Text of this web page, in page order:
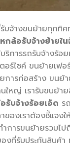
บจ้างขนย้ายทุกทิ
กล้อรับจ้างย้ายใ
บริการรถรับจ้างร้
ร์ไซค์ ขนย้ายเฟ
รก่อสร้าง ขนย้า
ใหญ่ เรารับขนย้
รับจ้างร้อยเอ็ด ร
ของเราต้องชี้แจ
ำการขนย้ายรวม
งที่รับประกันสินค้